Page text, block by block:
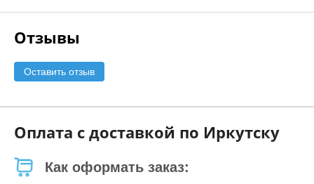
Отзывы
Оставить отзыв
Оплата с доставкой по Иркутску
Как оформать заказ: